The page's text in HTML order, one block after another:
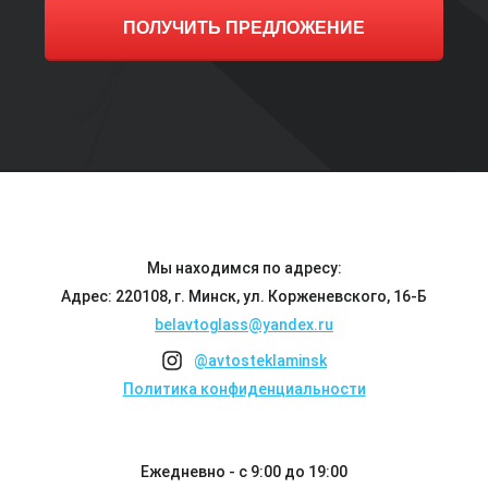
ПОЛУЧИТЬ ПРЕДЛОЖЕНИЕ
Мы находимся по адресу:
Адрес: 220108, г. Минск, ул. Корженевского, 16-Б
belavtoglass@yandex.ru
@avtosteklaminsk
Политика конфиденциальности
Ежедневно - с 9:00 до 19:00